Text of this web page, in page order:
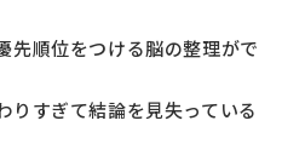
先順位をつける脳の整理がで
りすぎて結論を見失っている